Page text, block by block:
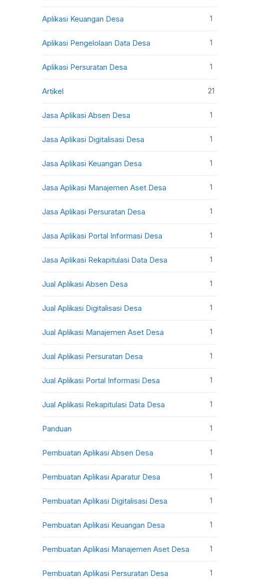
Aplikasi Keuangan Desa 1
Aplikasi Pengelolaan Data Desa 1
Aplikasi Persuratan Desa 1
Artikel 21
Jasa Aplikasi Absen Desa 1
Jasa Aplikasi Digitalisasi Desa 1
Jasa Aplikasi Keuangan Desa 1
Jasa Aplikasi Manajemen Aset Desa 1
Jasa Aplikasi Persuratan Desa 1
Jasa Aplikasi Portal Informasi Desa 1
Jasa Aplikasi Rekapitulasi Data Desa 1
Jual Aplikasi Absen Desa 1
Jual Aplikasi Digitalisasi Desa 1
Jual Aplikasi Manajemen Aset Desa 1
Jual Aplikasi Persuratan Desa 1
Jual Aplikasi Portal Informasi Desa 1
Jual Aplikasi Rekapitulasi Data Desa 1
Panduan 1
Pembuatan Aplikasi Absen Desa 1
Pembuatan Aplikasi Aparatur Desa 1
Pembuatan Aplikasi Digitalisasi Desa 1
Pembuatan Aplikasi Keuangan Desa 1
Pembuatan Aplikasi Manajemen Aset Desa 1
Pembuatan Aplikasi Persuratan Desa 1